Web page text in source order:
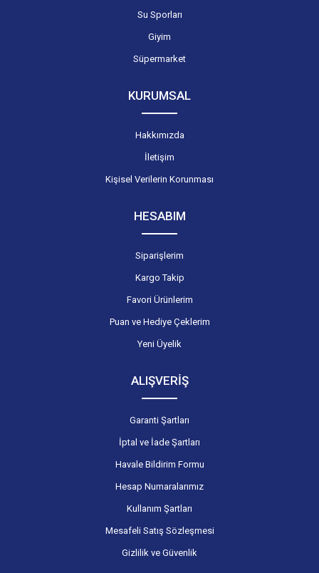
Su Sporları
Giyim
Süpermarket
KURUMSAL
Hakkımızda
İletişim
Kişisel Verilerin Korunması
HESABIM
Siparişlerim
Kargo Takip
Favori Ürünlerim
Puan ve Hediye Çeklerim
Yeni Üyelik
ALIŞVERİŞ
Garanti Şartları
İptal ve İade Şartları
Havale Bildirim Formu
Hesap Numaralarımız
Kullanım Şartları
Mesafeli Satış Sözleşmesi
Gizlilik ve Güvenlik